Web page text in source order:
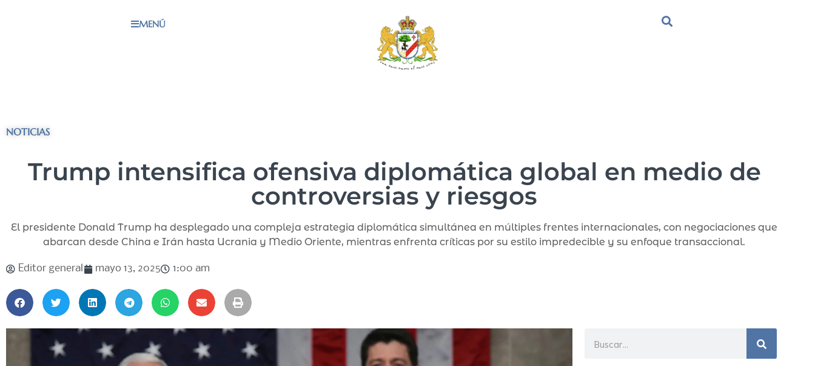
MENÚ
NOTICIAS
Trump intensifica ofensiva diplomática global en medio de
controversias y riesgos
El presidente Donald Trump ha desplegado una compleja estrategia diplomática simultánea en múltiples frentes internacionales, con negociaciones que
abarcan desde China e Irán hasta Ucrania y Medio Oriente, mientras enfrenta críticas por su estilo impredecible y su enfoque transaccional.
Editor general mayo 13, 2025 1:00 am